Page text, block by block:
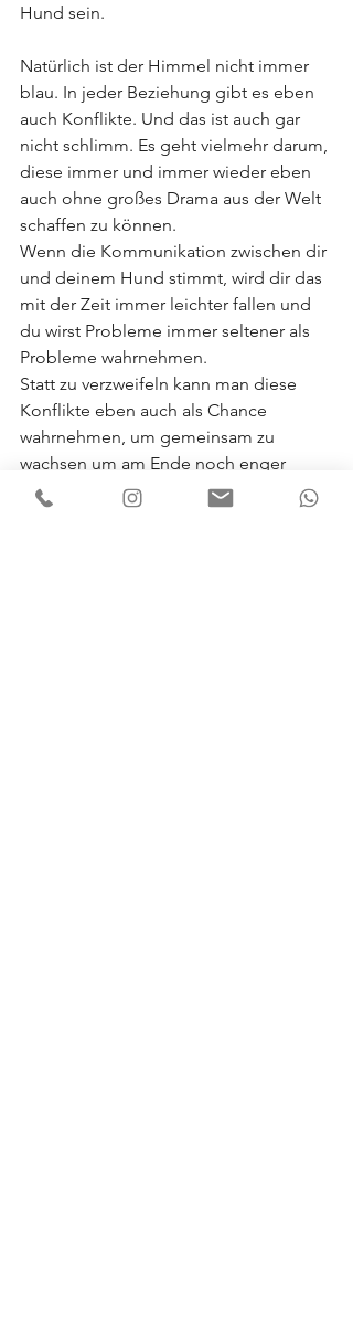
Hund sein.
Natürlich ist der Himmel nicht immer
blau. In jeder Beziehung gibt es eben
auch Konflikte. Und das ist auch gar
nicht schlimm. Es geht vielmehr darum,
diese immer und immer wieder eben
auch ohne großes Drama aus der Welt
schaffen zu können.
Wenn die Kommunikation zwischen dir
und deinem Hund stimmt, wird dir das
mit der Zeit immer leichter fallen und
du wirst Probleme immer seltener als
Probleme wahrnehmen.
Statt zu verzweifeln kann man diese
Konflikte eben auch als Chance
wahrnehmen, um gemeinsam zu
wachsen um am Ende noch enger
zusammenzuwachsen.